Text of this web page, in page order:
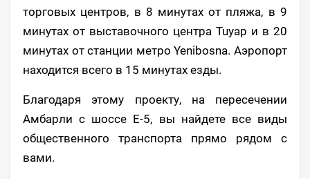
торговых центров, в 8 минутах от пляжа, в 9
минутах от выставочного центра Tuyap и в 20
минутах от станции метро Yenibosna. Аэропорт
находится всего в 15 минутах езды.
Благодаря этому проекту, на пересечении
Амбарли с шоссе Е-5, вы найдете все виды
общественного транспорта прямо рядом с
вами.